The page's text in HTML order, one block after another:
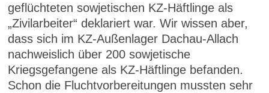
geflüchteten sowjetischen KZ-Häftlinge als
„Zivilarbeiter“ deklariert war. Wir wissen aber,
dass sich im KZ-Außenlager Dachau-Allach
nachweislich über 200 sowjetische
Kriegsgefangene als KZ-Häftlinge befanden.
Schon die Fluchtvorbereitungen mussten sehr